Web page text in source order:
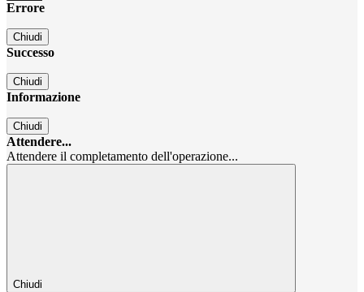
Errore
Chiudi
Successo
Chiudi
Informazione
Chiudi
Attendere...
Attendere il completamento dell'operazione...
Chiudi